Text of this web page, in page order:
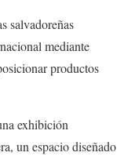
salvadoreñas
mediante
productos
exhibición
un espacio diseñado